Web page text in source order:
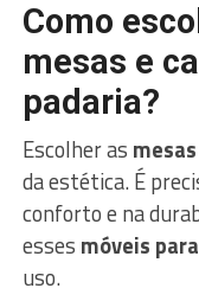
Como
mesas e
padaria?
Escolher as
da estética. É
conforto e na
esses móveis
uso.